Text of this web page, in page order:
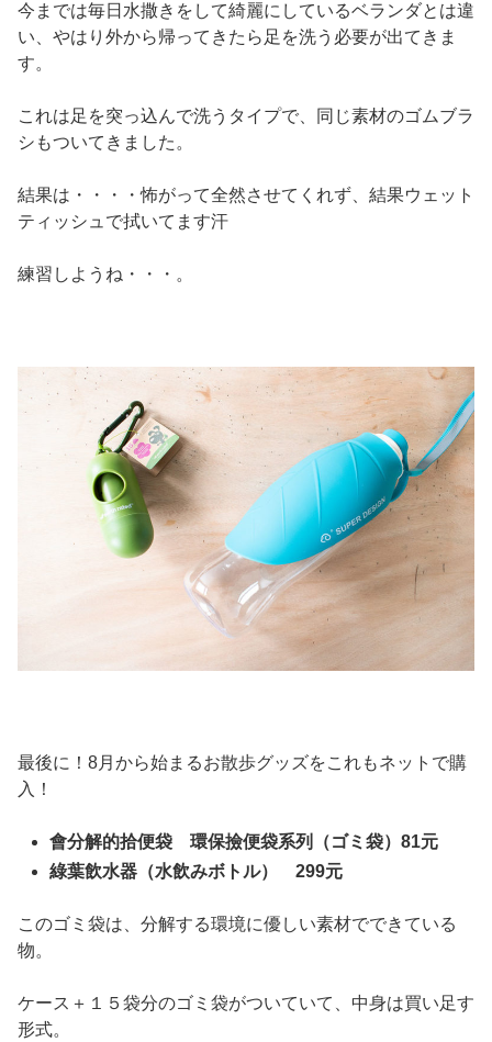
今までは毎日水撒きをして綺麗にしているベランダとは違
い、やはり外から帰ってきたら足を洗う必要が出てきま
す。
これは足を突っ込んで洗うタイプで、同じ素材のゴムブラ
シもついてきました。
結果は・・・・怖がって全然させてくれず、結果ウェット
ティッシュで拭いてます汗
練習しようね・・・。
最後に！8月から始まるお散歩グッズをこれもネットで購
入！
會分解的拾便袋 環保撿便袋系列（ゴミ袋）81元
綠葉飲水器（水飲みボトル） 299元
このゴミ袋は、分解する環境に優しい素材でできている
物。
ケース＋１５袋分のゴミ袋がついていて、中身は買い足す
形式。